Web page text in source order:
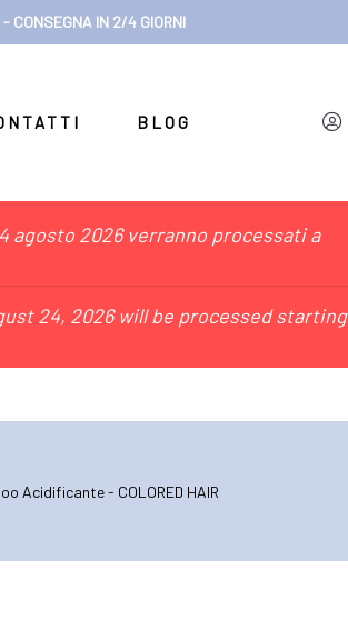
CONSEGNA IN 2/4 GIORNI
BLOG
agosto 2026 verranno processati a
24, 2026 will be processed starting
Acidificante - COLORED HAIR